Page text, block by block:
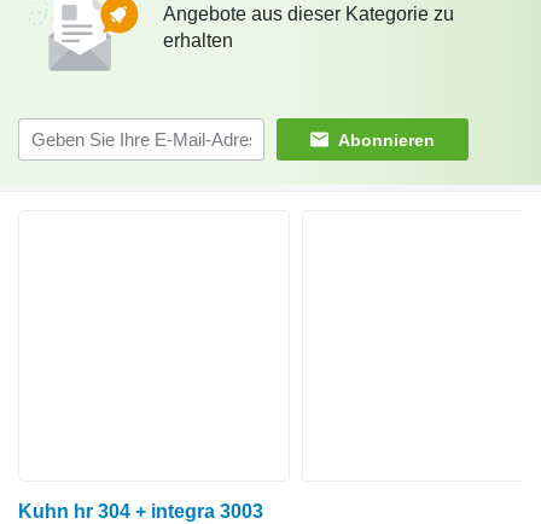
Angebote aus dieser Kategorie zu
erhalten
Abonnieren
Kuhn hr 304 + integra 3003